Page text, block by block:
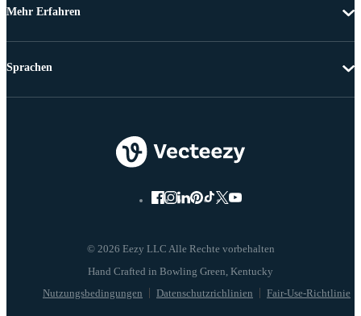
Mehr Erfahren
© 2026 Eezy LLC Alle Rechte vorbehalten
Nutzungsbedingungen Datenschutzrichlinien Fair-Use-Richtlinie
Sprachen